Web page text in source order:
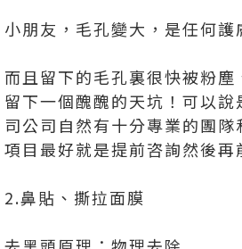
小朋友，毛孔變大，是任何
而且留下的毛孔裏很快被粉
留下一個醜醜的天坑！可以
司公司自然有十分專業的團
項目最好就是提前咨詢然後再
2.鼻貼、撕拉面膜